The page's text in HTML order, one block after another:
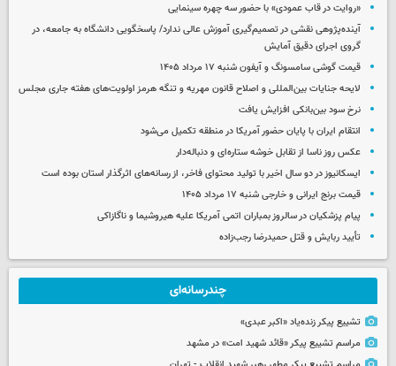
«روایت در قاب عمودی» با حضور سه چهره سینمایی
آینده‌پژوهی نقشی در تصمیم‌گیری آموزش عالی ندارد/ پاسخگویی دانشگاه به جامعه، در
گروی اجرای دقیق آمایش
قیمت گوشی سامسونگ و آیفون شنبه ۱۷ مرداد ۱۴۰۵
لایحه جنایات بین‌المللی و اصلاح قانون مهریه و تنگه هرمز اولویت‌های هفته جاری مجلس
نرخ سود بین‌بانکی افزایش یافت
انتقام ایران با پایان حضور آمریکا در منطقه تکمیل می‌شود
عکس روز ناسا از تقابل خوشه ستاره‌ای و دنباله‌دار
ایسکانیوز در دو سال اخیر با تولید محتوای فاخر، از رسانه‌های اثرگذار استان بوده است
قیمت برنج ایرانی و خارجی شنبه ۱۷ مرداد ۱۴۰۵
پیام پزشکیان در سالروز بمباران اتمی آمریکا علیه هیروشیما و ناگازاکی
تأیید ربایش و قتل حمیدرضا رجب‌زاده
چندرسانه‌ای
تشییع پیکر زنده‌یاد «اکبر عبدی»
مراسم تشییع پیکر «قائد شهید امت» در مشهد